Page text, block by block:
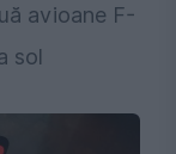
avioane F-
sol